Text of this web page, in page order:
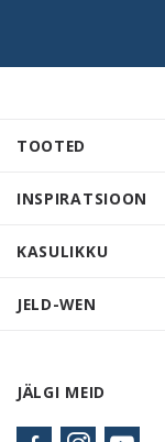
TOOTED
INSPIRATSIOON
KASULIKKU
JELD-WEN
JÄLGI MEID